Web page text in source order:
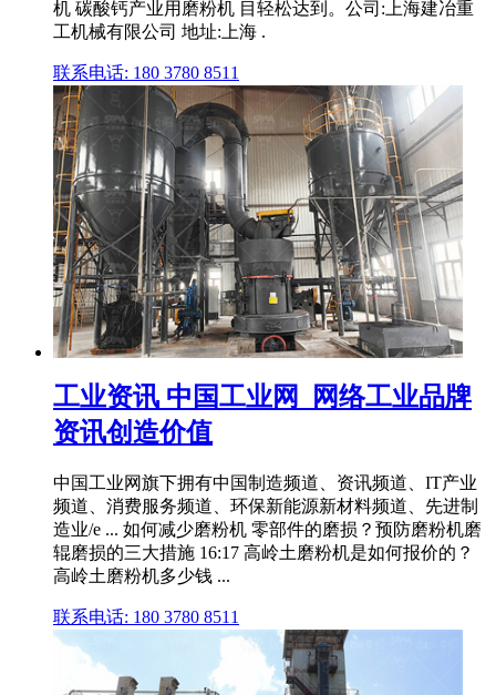
机 碳酸钙产业用磨粉机 目轻松达到。公司:上海建冶重
工机械有限公司 地址:上海 .
联系电话: 180 3780 8511
工业资讯 中国工业网_网络工业品牌
资讯创造价值
中国工业网旗下拥有中国制造频道、资讯频道、IT产业
频道、消费服务频道、环保新能源新材料频道、先进制
造业/e ... 如何减少磨粉机 零部件的磨损？预防磨粉机磨
辊磨损的三大措施 16:17 高岭土磨粉机是如何报价的？
高岭土磨粉机多少钱 ...
联系电话: 180 3780 8511